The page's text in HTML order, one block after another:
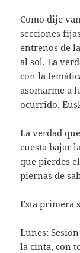
Como dije
secciones
entrenos de
al sol. La
con la
asomarme a
ocurrido.
La verdad
cuesta bajar
que pierdes
piernas de
Esta primera
Lunes:
la cinta, con